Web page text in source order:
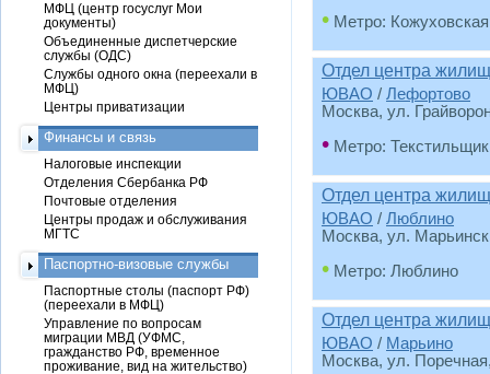
• Метро: Кожуховская
Отдел центра
ЮВАО / Лефортово
Москва, ул.
• Метро:
Отдел центра
ЮВАО / Люблино
Москва, ул.
• Метро: Люблино
Отдел центра
ЮВАО / Марьино
Москва, ул.
МФЦ (центр госуслуг Мои
документы)
Объединенные диспетчерские
службы (ОДС)
Службы одного окна (переехали в
МФЦ)
Центры приватизации
Финансы и связь
Налоговые инспекции
Отделения Сбербанка РФ
Почтовые отделения
Центры продаж и обслуживания
МГТС
Паспортно-визовые службы
Паспортные столы (паспорт РФ)
(переехали в МФЦ)
Управление по вопросам
миграции МВД (УФМС,
гражданство РФ, временное
проживание, вид на жительство)